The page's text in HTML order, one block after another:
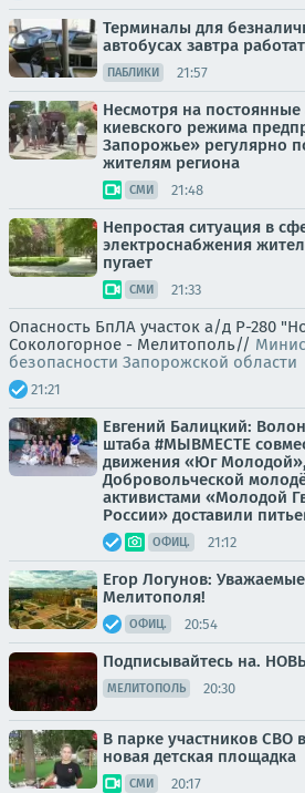
Терминалы для
автобусах завтра
ПАБЛИКИ 21:57
Несмотря на постоянные
киевского режима
Запорожье» регулярно
жителям региона
СМИ 21:48
Непростая ситуация в
электроснабжения
пугает
СМИ 21:33
Опасность БпЛА участок а/д Р-280
Сокологорное - Мелитополь//
безопасности Запорожской области
21:21
Евгений Балицкий:
штаба #МЫВМЕСТЕ
движения «Юг
Добровольческой
активистами «Молодой
России» доставили
ОФИЦ. 21:12
Егор Логунов:
Мелитополя!
ОФИЦ. 20:54
Подписывайтесь на.
МЕЛИТОПОЛЬ 20:30
В парке участников СВО
новая детская площадка
СМИ 20:17